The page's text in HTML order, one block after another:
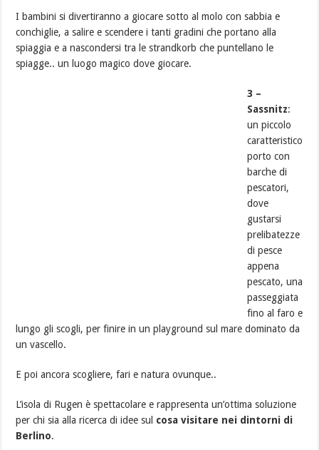
I bambini si divertiranno a giocare sotto al molo con sabbia e
conchiglie, a salire e scendere i tanti gradini che portano alla
spiaggia e a nascondersi tra le strandkorb che puntellano le
spiagge.. un luogo magico dove giocare.
3 –
Sassnitz:
un piccolo
caratteristico
porto con
barche di
pescatori,
dove
gustarsi
prelibatezze
di pesce
appena
pescato, una
passeggiata
fino al faro e
lungo gli scogli, per finire in un playground sul mare dominato da
un vascello.
E poi ancora scogliere, fari e natura ovunque..
L’isola di Rugen è spettacolare e rappresenta un’ottima soluzione
per chi sia alla ricerca di idee sul cosa visitare nei dintorni di
Berlino.